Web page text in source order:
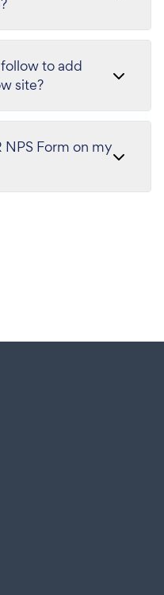
to add
site?
Form on my